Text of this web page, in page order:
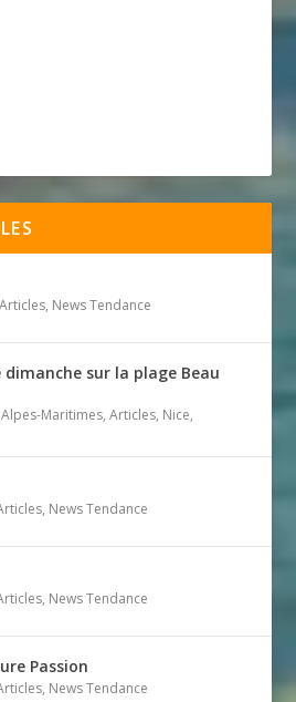
Articles, News Tendance
dimanche sur la plage Beau
Alpes-Maritimes,Articles, Nice,
, News Tendance
, News Tendance
Passion
, News Tendance